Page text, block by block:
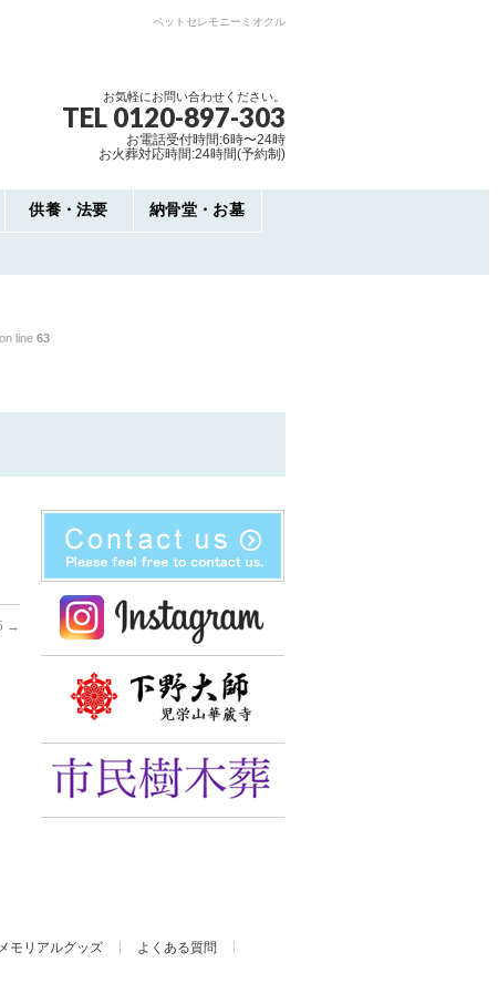
ペットセレモニーミオクル
お気軽にお問い合わせください。
TEL 0120-897-303
お電話受付時間:6時〜24時
お火葬対応時間:24時間(予約制)
供養・法要 納骨堂・お墓
on line 63
→
メモリアルグッズ よくある質問